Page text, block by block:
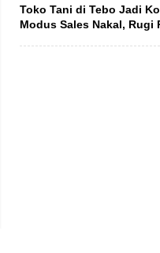
Toko Tani di Tebo Jadi
Modus Sales Nakal, Rugi